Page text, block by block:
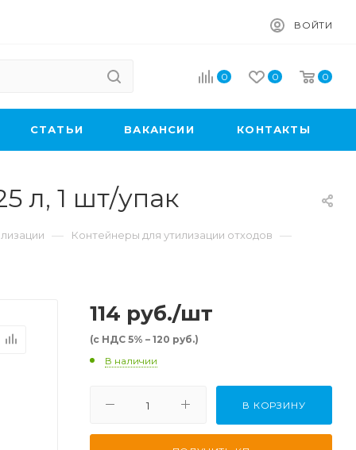
ВОЙТИ
0 0 0
CТАТЬИ ВАКАНСИИ КОНТАКТЫ
л, 1 шт/упак
— Контейнеры для утилизации отходов —
114 руб./шт
(с НДС 5% – 120 руб.)
В наличии
В КОРЗИНУ